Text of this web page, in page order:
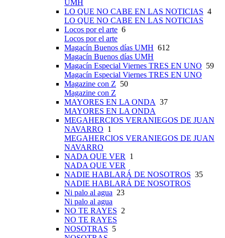
UMH
LO QUE NO CABE EN LAS NOTICIAS 4
LO QUE NO CABE EN LAS NOTICIAS
Locos por el arte 6
Locos por el arte
Magacín Buenos días UMH 612
Magacín Buenos días UMH
Magacín Especial Viernes TRES EN UNO 59
Magacín Especial Viernes TRES EN UNO
Magazine con Z 50
Magazine con Z
MAYORES EN LA ONDA 37
MAYORES EN LA ONDA
MEGAHERCIOS VERANIEGOS DE JUAN
NAVARRO 1
MEGAHERCIOS VERANIEGOS DE JUAN
NAVARRO
NADA QUE VER
1
NADA QUE VER
NADIE HABLARÁ DE NOSOTROS 35
NADIE HABLARÁ DE NOSOTROS
Ni palo al agua 23
Ni palo al agua
NO TE RAYES 2
NO TE RAYES
NOSOTRAS 5